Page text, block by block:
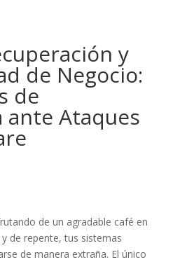
y
de Negocio:
de
ante Ataques
de un agradable café en
de repente, tus sistemas
de manera extraña. El único